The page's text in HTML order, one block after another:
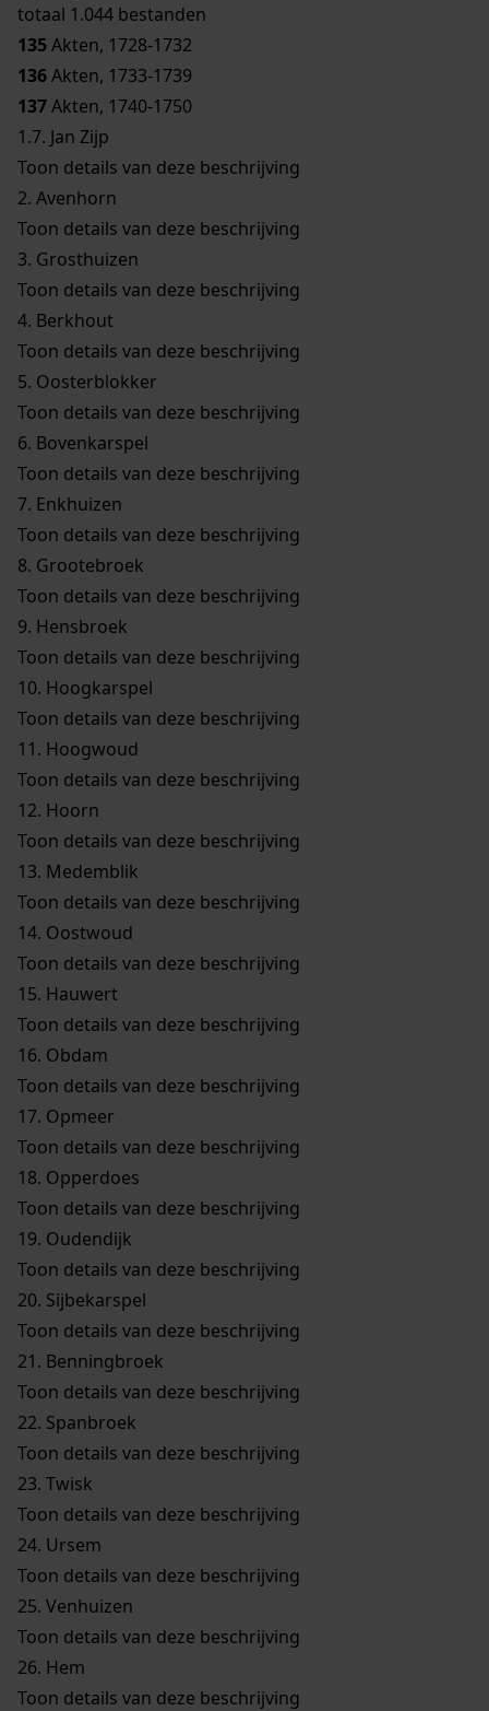
totaal 1.044 bestanden
135Akten, 1728-1732
136Akten, 1733-1739
137Akten, 1740-1750
1.7. Jan Zijp
Toon details van deze beschrijving
2. Avenhorn
Toon details van deze beschrijving
3. Grosthuizen
Toon details van deze beschrijving
4. Berkhout
Toon details van deze beschrijving
5. Oosterblokker
Toon details van deze beschrijving
6. Bovenkarspel
Toon details van deze beschrijving
7. Enkhuizen
Toon details van deze beschrijving
8. Grootebroek
Toon details van deze beschrijving
9. Hensbroek
Toon details van deze beschrijving
10. Hoogkarspel
Toon details van deze beschrijving
11. Hoogwoud
Toon details van deze beschrijving
12. Hoorn
Toon details van deze beschrijving
13. Medemblik
Toon details van deze beschrijving
14. Oostwoud
Toon details van deze beschrijving
15. Hauwert
Toon details van deze beschrijving
16. Obdam
Toon details van deze beschrijving
17. Opmeer
Toon details van deze beschrijving
18. Opperdoes
Toon details van deze beschrijving
19. Oudendijk
Toon details van deze beschrijving
20. Sijbekarspel
Toon details van deze beschrijving
21. Benningbroek
Toon details van deze beschrijving
22. Spanbroek
Toon details van deze beschrijving
23. Twisk
Toon details van deze beschrijving
24. Ursem
Toon details van deze beschrijving
25. Venhuizen
Toon details van deze beschrijving
26. Hem
Toon details van deze beschrijving